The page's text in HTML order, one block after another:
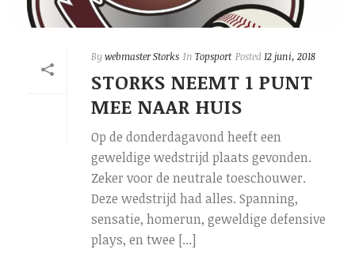
Bywebmaster Storks In Topsport Posted 12 juni, 2018
STORKS NEEMT 1 PUNT
MEE NAAR HUIS
Op de donderdagavond heeft een
geweldige wedstrijd plaats gevonden.
Zeker voor de neutrale toeschouwer.
Deze wedstrijd had alles. Spanning,
sensatie, homerun, geweldige defensive
plays, en twee [...]